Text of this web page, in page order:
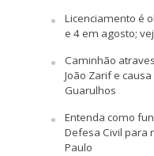
Licenciamento é
e 4 em agosto;
Caminhão
João Zarif e
Guarulhos
Entenda como
Defesa Civil para
Paulo